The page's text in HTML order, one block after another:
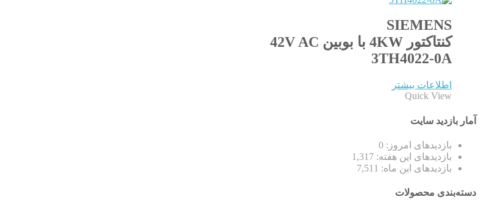
SIEMENS
کنتاکتور 4KW با بوبین 42V AC
3TH4022-0A
اطلاعات بیشتر
Quick View
آمار بازدید سایت
بازدیدهای امروز: 0
بازدیدهای این هفته: 1,317
بازدیدهای این ماه: 7,511
دسته‌بندی محصولات